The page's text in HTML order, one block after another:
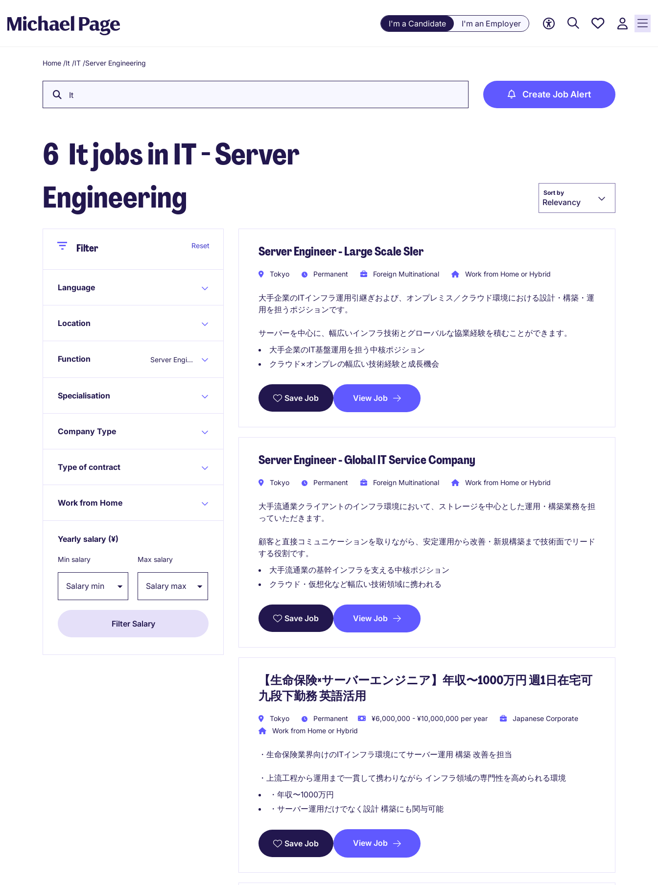
I'm a Candidate I'm an Employer
Saved
Breadcrumb
Home /It /IT /Server Engineering
It Create Job Alert
6 It jobs in IT - Server
Engineering
Sort by
Relevancy
CloseFilter Reset
Language
Location
Function Server Engineering
Specialisation
Company Type
Type of contract
Work from Home
Yearly salary (¥)
Min salary Max salary
Server Engineer - Large Scale SIer
Tokyo Permanent Foreign Multinational Work from Home or Hybrid
大手企業のITインフラ運用引継ぎおよび、オンプレミス／クラウド環境における設計・構築・運
用を担うポジションです。
サーバーを中心に、幅広いインフラ技術とグローバルな協業経験を積むことができます。
大手企業のIT基盤運用を担う中核ポジション
クラウド×オンプレの幅広い技術経験と成長機会
Save Job View Job
Server Engineer - Global IT Service Company
Tokyo Permanent Foreign Multinational Work from Home or Hybrid
大手流通業クライアントのインフラ環境において、ストレージを中心とした運用・構築業務を担
っていただきます。
顧客と直接コミュニケーションを取りながら、安定運用から改善・新規構築まで技術面でリード
する役割です。
大手流通業の基幹インフラを支える中核ポジション
クラウド・仮想化など幅広い技術領域に携われる
Save Job View Job
【生命保険×サーバーエンジニア】年収〜1000万円 週1日在宅可
九段下勤務 英語活用
Tokyo Permanent ¥6,000,000 - ¥10,000,000 per year
Japanese Corporate
Work from Home or Hybrid
・生命保険業界向けのITインフラ環境にてサーバー運用 構築 改善を担当
・上流工程から運用まで一貫して携わりながら インフラ領域の専門性を高められる環境
・年収〜1000万円
・サーバー運用だけでなく設計 構築にも関与可能
Save Job View Job